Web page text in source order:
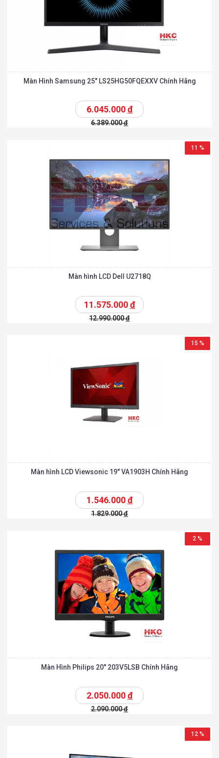
Màn Hình Samsung 25″ LS25HG50FQEXXV Chính Hãng
6.045.000đ
6.389.000đ
11 %
Màn hình LCD Dell U2718Q
11.575.000đ
12.990.000đ
15 %
Màn hình LCD Viewsonic 19″ VA1903H Chính Hãng
1.546.000đ
1.829.000đ
2 %
Màn Hình Philips 20″ 203V5LSB Chính Hãng
2.050.000đ
2.090.000đ
12 %